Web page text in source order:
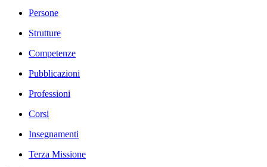
Persone
Strutture
Competenze
Pubblicazioni
Professioni
Corsi
Insegnamenti
Terza Missione